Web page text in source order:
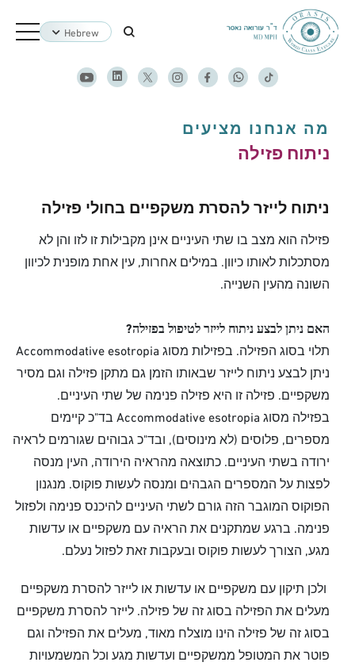
Hebrew
מה אנחנו מציעים
ניתוח פזילה
ניתוח לייזר להסרת משקפיים בחולי פזילה
פזילה הוא מצב בו שתי העיניים אינן מקבילות זו לזו והן לא
מסתכלות לאותו כיוון. במילים אחרות, עין אחת מופנית לכיוון
השונה מהעין השנייה.
האם ניתן לבצע ניתוח לייזר לטיפול בפזילה?
תלוי בסוג הפזילה. בפזילות מסוג Accommodative esotropia
ניתן לבצע ניתוח לייזר שבאותו הזמן גם מתקן פזילה וגם מסיר
משקפיים. פזילה זו היא פזילה פנימה של שתי העיניים.
בפזילה מסוג Accommodative esotropia בד"כ קיימים
מספרים, פלוסים (לא מינוסים), ובד"כ גבוהים שגורמים לראיה
ירודה בשתי העיניים. כתוצאה מהראיה הירודה, העין מנסה
לפצות על המספרים הגבהים ומנסה לעשות פוקוס. מנגנון
הפוקוס המוגבר הזה גורם לשתי העיניים להיכנס פנימה ולפזול
פנימה. ברגע שמתקנים את הראיה עם משקפיים או עדשות
מגע, הצורך לעשות פוקוס ובעקבות זאת לפזול נעלם.
ולכן תיקון עם משקפיים או עדשות או לייזר להסרת משקפיים
מעלים את הפזילה בסוג זה של פזילה. לייזר להסרת משקפיים
בסוג זה של פזילה הינו מוצלח מאוד, מעלים את הפזילה וגם
פוטר את המטופל ממשקפיים ועדשות מגע וכל המשמעויות